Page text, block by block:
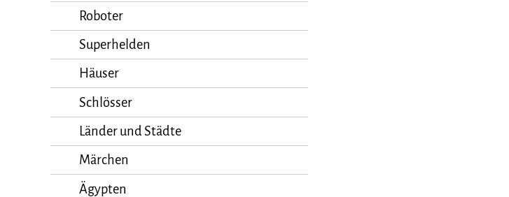
Roboter
Superhelden
Häuser
Schlösser
Länder und Städte
Märchen
Ägypten